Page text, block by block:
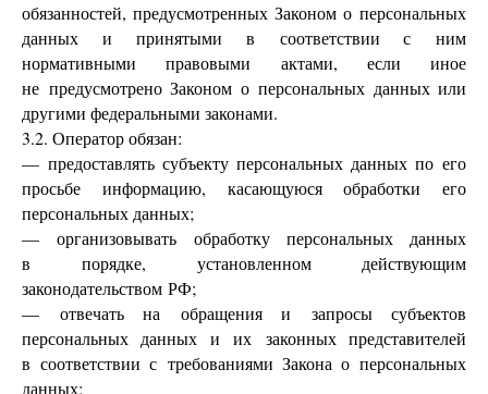
обязанностей, предусмотренных Законом о персональных
данных и принятыми в соответствии с ним
нормативными правовыми актами, если иное
не предусмотрено Законом о персональных данных или
другими федеральными законами.
3.2. Оператор обязан:
— предоставлять субъекту персональных данных по его
просьбе информацию, касающуюся обработки его
персональных данных;
— организовывать обработку персональных данных
в порядке, установленном действующим
законодательством РФ;
— отвечать на обращения и запросы субъектов
персональных данных и их законных представителей
в соответствии с требованиями Закона о персональных
данных;